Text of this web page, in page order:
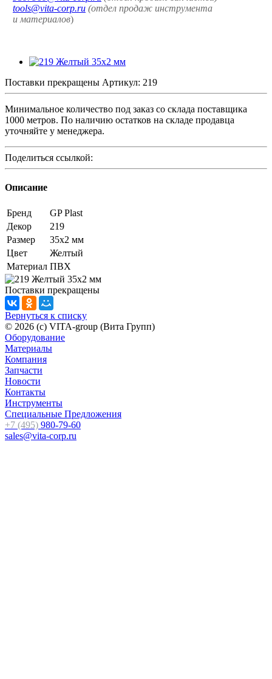
tools@vita-corp.ru (отдел продаж инструмента
и материалов)
Поставки прекращены Артикул: 219
Минимальное количество под заказ со склада поставщика
1000 метров. По наличию остатков на складе продавца
уточняйте у менеджера.
Поделиться ссылкой:
Описание
Бренд
GP Plast
Декор
219
Размер
35x2 мм
Цвет
Желтый
Материал ПВХ
Поставки прекращены
Вернуться к списку
© 2026 (c) VITA-group (Вита Групп)
Оборудование
Материалы
Компания
Запчасти
Новости
Контакты
Инструменты
Специальные Предложения
+7 (495) 980-79-60
sales@vita-corp.ru